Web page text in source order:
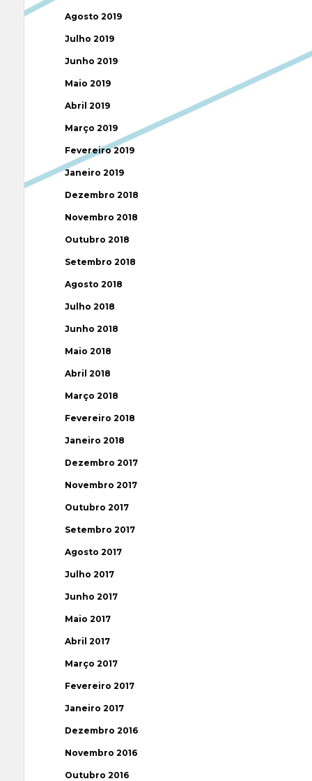
Agosto 2019
Julho 2019
Junho 2019
Maio 2019
Abril 2019
Março 2019
Fevereiro 2019
Janeiro 2019
Dezembro 2018
Novembro 2018
Outubro 2018
Setembro 2018
Agosto 2018
Julho 2018
Junho 2018
Maio 2018
Abril 2018
Março 2018
Fevereiro 2018
Janeiro 2018
Dezembro 2017
Novembro 2017
Outubro 2017
Setembro 2017
Agosto 2017
Julho 2017
Junho 2017
Maio 2017
Abril 2017
Março 2017
Fevereiro 2017
Janeiro 2017
Dezembro 2016
Novembro 2016
Outubro 2016